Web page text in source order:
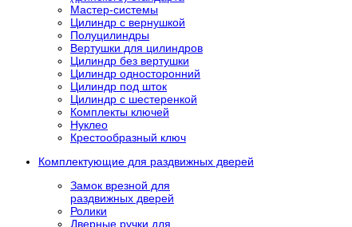
Мастер-системы
Цилиндр с вернушкой
Полуцилиндры
Вертушки для цилиндров
Цилиндр без вертушки
Цилиндр односторонний
Цилиндр под шток
Цилиндр с шестеренкой
Комплекты ключей
Нуклео
Крестообразный ключ
Комплектующие для раздвижных дверей
Замок врезной для
раздвижных дверей
Ролики
Дверные ручки для